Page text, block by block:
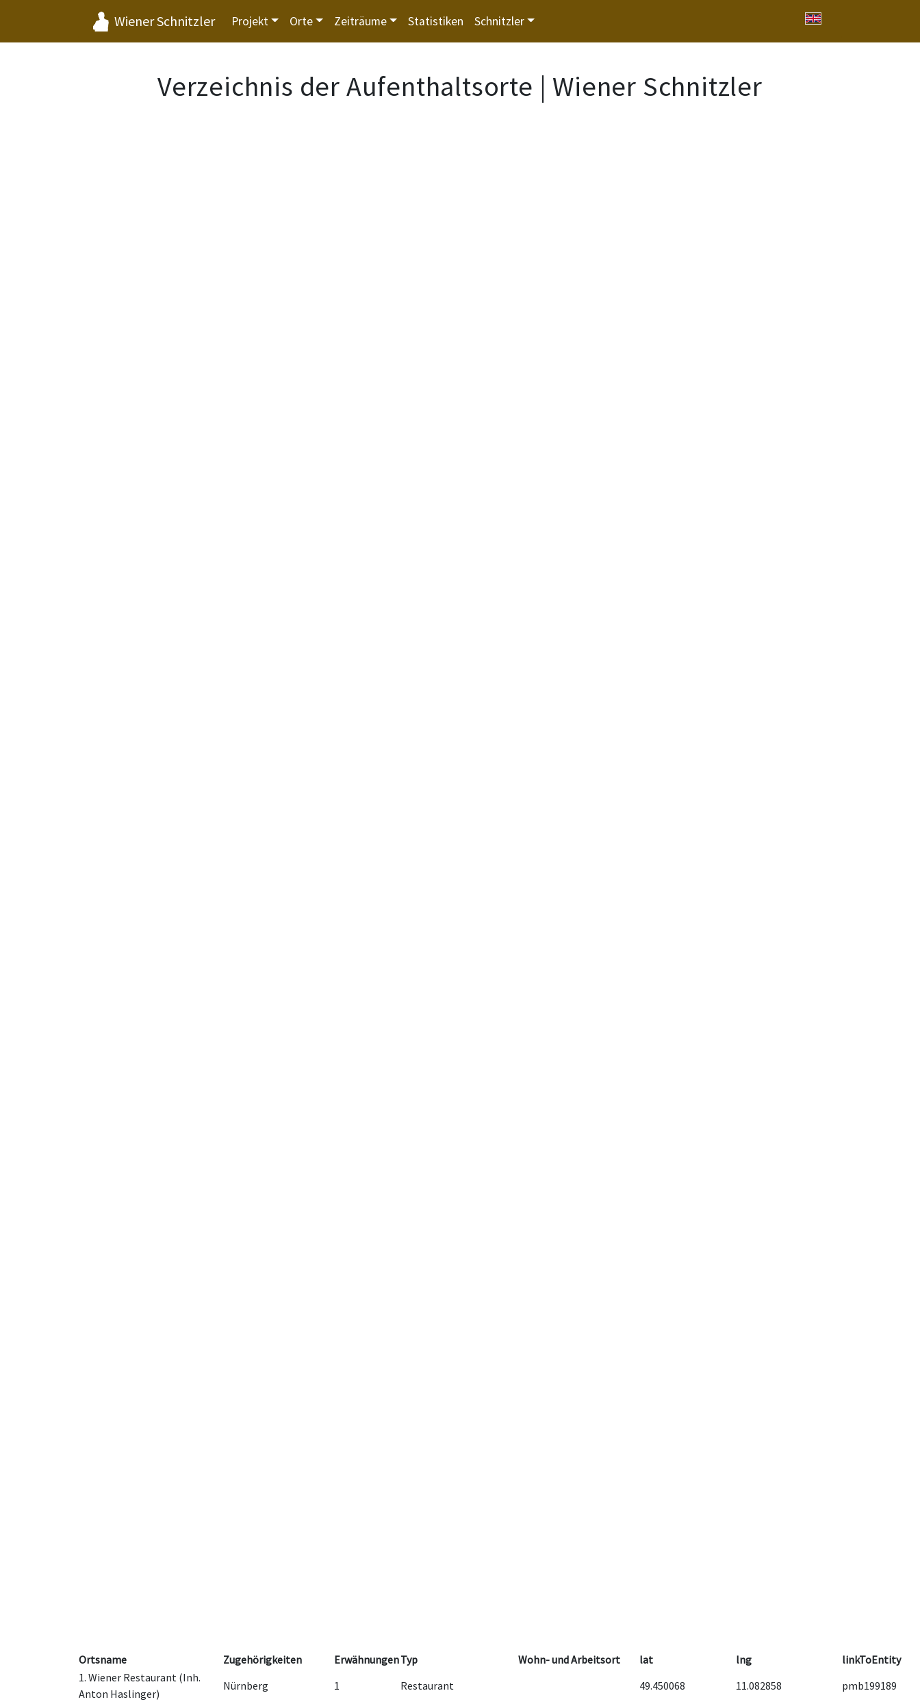
Wiener Schnitzler Projekt Orte Zeiträume Statistiken Schnitzler
Verzeichnis der Aufenthaltsorte | Wiener Schnitzler
Ortsname Zugehörigkeiten ErwähnungenTyp Wohn- und Arbeitsort lat lng
linkToEntity
1. Wiener Restaurant (Inh.
Anton Haslinger)
Nürnberg 1 Restaurant 49.450068 11.082858
pmb199189